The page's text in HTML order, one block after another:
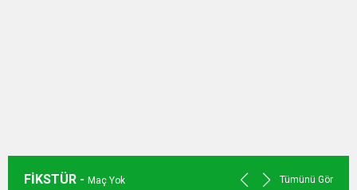
FİKSTÜR - Maç Yok Tümünü Gör